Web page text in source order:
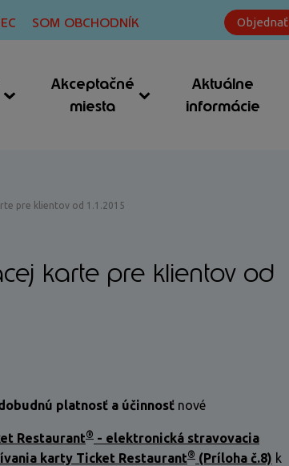
SOM OBCHODNÍK Objednať
Akceptačné
miesta
Aktuálne
informácie
pre klientov od 1.1.2015
karte pre klientov od
platnosť a účinnosť nové
Restaurant® - elektronická stravovacia
karty Ticket Restaurant® (Príloha č.8) k